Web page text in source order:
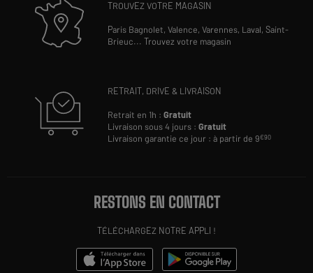
TROUVEZ VOTRE MAGASIN
Paris Bagnolet,Valence,Varennes, Laval,Saint-
Brieuc...Trouvez votre magasin
RETRAIT, DRIVE & LIVRAISON
Retrait en 1h :Gratuit
Livraison sous 4 jours :Gratuit
Livraison garantie ce jour : à partir de 9€90
RESTONS EN CONTACT
TÉLÉCHARGEZ NOTRE APPLI !